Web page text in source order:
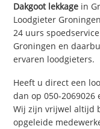
Dakgoot lekkage in
Loodgieter
24 uurs
Groningen en
ervaren loodgieters.
Heeft u direct een
dan op 050-
Wij zijn vrijwel altijd
opgeleide